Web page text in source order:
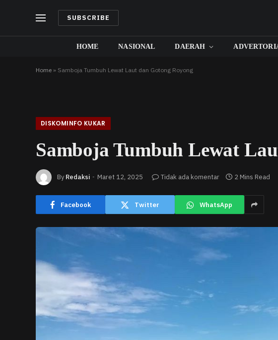
SUBSCRIBE
HOME NASIONAL DAERAH
Home » Samboja Tumbuh Lewat Laut dan Gotong Royong
DISKOMINFO KUKAR
Samboja Tumbuh Lewat
By Redaksi Maret 12, 2025 Tidak ada komentar 2 Mins Read
Facebook Twitter WhatsApp